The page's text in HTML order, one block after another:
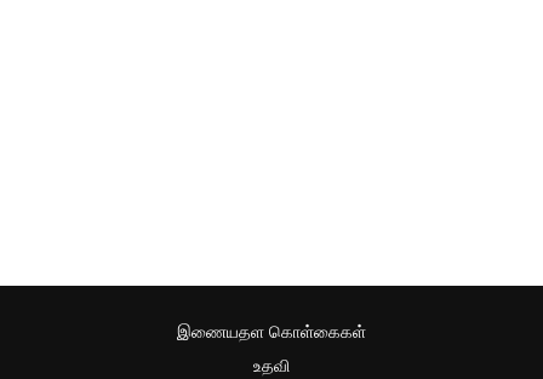
இணையதள கொள்கைகள்
உதவி